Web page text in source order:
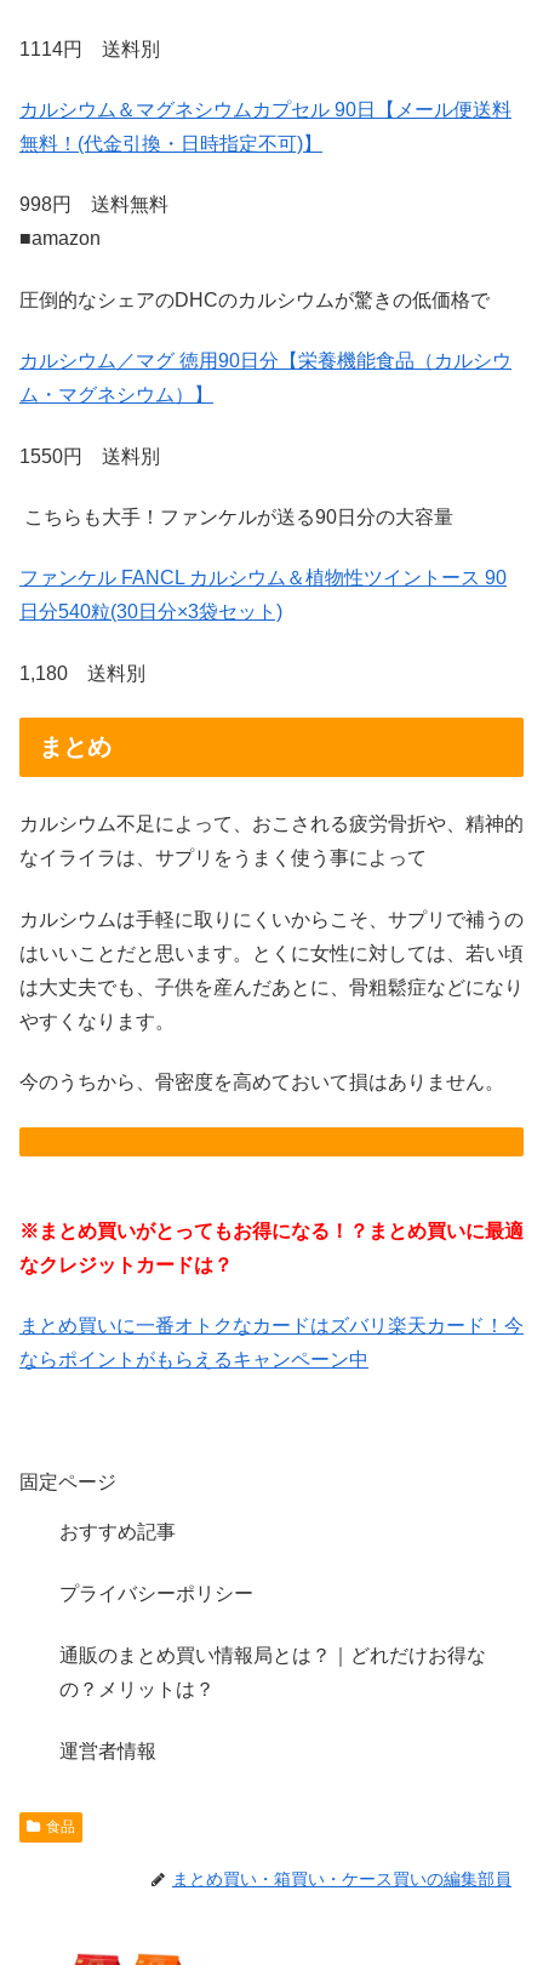
1114円 送料別
カルシウム＆マグネシウムカプセル 90日【メール便送料
無料！(代金引換・日時指定不可)】
998円 送料無料
■amazon
圧倒的なシェアのDHCのカルシウムが驚きの低価格で
カルシウム／マグ 徳用90日分【栄養機能食品（カルシウ
ム・マグネシウム）】
1550円 送料別
こちらも大手！ファンケルが送る90日分の大容量
ファンケル FANCL カルシウム＆植物性ツイントース 90
日分540粒(30日分×3袋セット)
1,180 送料別
まとめ
カルシウム不足によって、おこされる疲労骨折や、精神的
なイライラは、サプリをうまく使う事によって
カルシウムは手軽に取りにくいからこそ、サプリで補うの
はいいことだと思います。とくに女性に対しては、若い頃
は大丈夫でも、子供を産んだあとに、骨粗鬆症などになり
やすくなります。
今のうちから、骨密度を高めておいて損はありません。
※まとめ買いがとってもお得になる！？まとめ買いに最適
なクレジットカードは？
まとめ買いに一番オトクなカードはズバリ楽天カード！今
ならポイントがもらえるキャンペーン中
固定ページ
おすすめ記事
プライバシーポリシー
通販のまとめ買い情報局とは？｜どれだけお得な
の？メリットは？
運営者情報
食品
まとめ買い・箱買い・ケース買いの編集部員